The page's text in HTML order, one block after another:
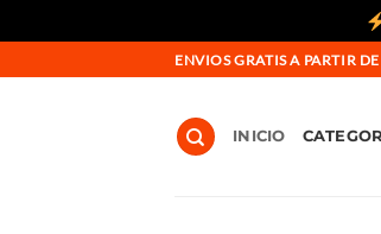
al
ENVIOS GRATIS A PARTIR
INICIO